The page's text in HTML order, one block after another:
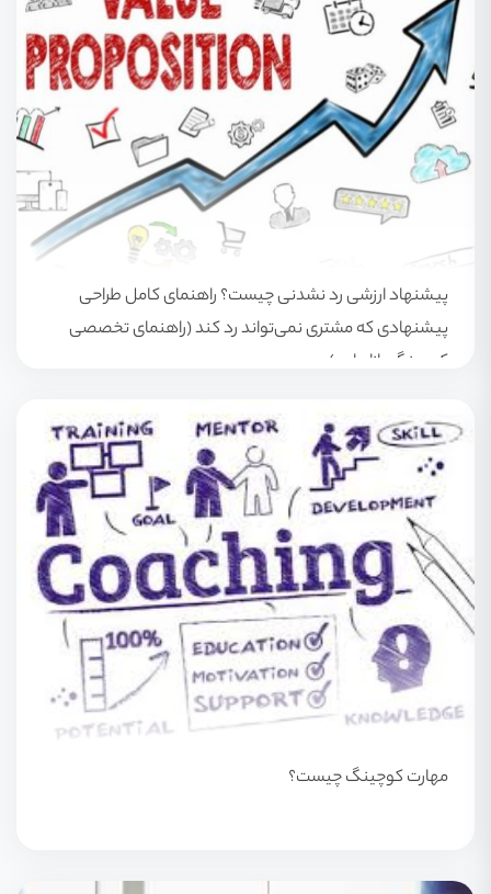
پیشنهاد ارزشی رد نشدنی چیست؟ راهنمای کامل طراحی
پیشنهادی که مشتری نمی‌تواند رد کند (راهنمای تخصصی
کوچینگ بازاریابی)
مهارت کوچینگ چیست؟